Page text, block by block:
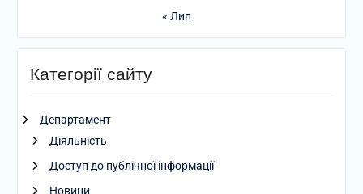
« Лип
Категорії сайту
Департамент
Діяльність
Доступ до публічної інформації
Новини